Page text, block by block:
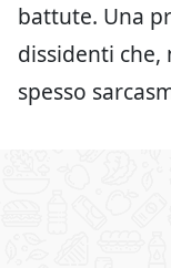
battute. Una
dissidenti
spesso